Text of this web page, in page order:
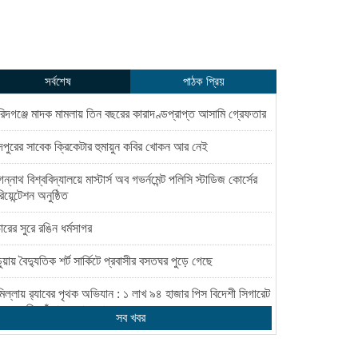
সর্বশেষ পাঠক প্রিয়
মাদক মামলায় তিন বছরের কারাদণ্ডপ্রাপ্ত আসামি গ্রেফতার
সাবেক ক্রিকেটার হুমায়ুন কবির খোকন আর নেই
বিশ্ববিদ্যালয়ে মাস্টার্স অব গভর্নমেন্ট পলিসি স্টাডিজ কোর্সের
অনুষ্ঠিত
সুরে রঙিন ধর্মসাগর
বৈদ্যুতিক শর্ট সার্কিটে প্রবাসীর বসতঘর পুড়ে গেছে
র‌্যাবের পৃথক অভিযান : ১ লাখ ৯৪ হাজার পিস বিদেশী সিগারেট
কেজি গাঁজাসহ গ্রেপ্তার ১
সব খবর